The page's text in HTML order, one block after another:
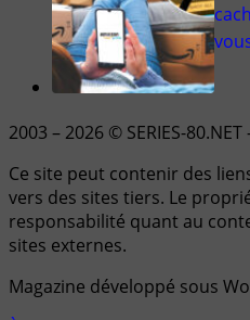
2003 – 2026 © SERIES-
Ce site peut contenir des
vers des sites tiers. Le
responsabilité quant au
sites externes.
Magazine développé sous